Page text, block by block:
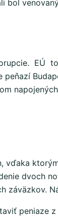
EÚ
peňazí
vďaka
dvoch
záväzkov.
peniaze